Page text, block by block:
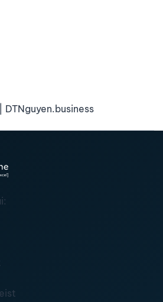
DTNguyen.business